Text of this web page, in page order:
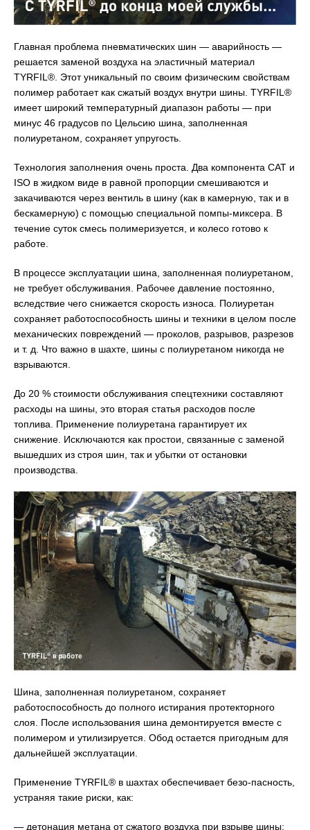
Главная проблема пневматических шин — аварийность —
решается заменой воздуха на эластичный материал
TYRFIL®. Этот уникальный по своим физическим свойствам
полимер работает как сжатый воздух внутри шины. TYRFIL®
имеет широкий температурный диапазон работы — при
минус 46 градусов по Цельсию шина, заполненная
полиуретаном, сохраняет упругость.
Технология заполнения очень проста. Два компонента CAT и
ISO в жидком виде в равной пропорции смешиваются и
закачиваются через вентиль в шину (как в камерную, так и в
бескамерную) с помощью специальной помпы-миксера. В
течение суток смесь полимеризуется, и колесо готово к
работе.
В процессе эксплуатации шина, заполненная полиуретаном,
не требует обслуживания. Рабочее давление постоянно,
вследствие чего снижается скорость износа. Полиуретан
сохраняет работоспособность шины и техники в целом после
механических повреждений — проколов, разрывов, разрезов
и т. д. Что важно в шахте, шины с полиуретаном никогда не
взрываются.
До 20 % стоимости обслуживания спецтехники составляют
расходы на шины, это вторая статья расходов после
топлива. Применение полиуретана гарантирует их
снижение. Исключаются как простои, связанные с заменой
вышедших из строя шин, так и убытки от остановки
производства.
Шина, заполненная полиуретаном, сохраняет
работоспособность до полного истирания протекторного
слоя. После использования шина демонтируется вместе с
полимером и утилизируется. Обод остается пригодным для
дальнейшей эксплуатации.
Применение TYRFIL® в шахтах обеспечивает безо-пасность,
устраняя такие риски, как:
— детонация метана от сжатого воздуха при взрыве шины;